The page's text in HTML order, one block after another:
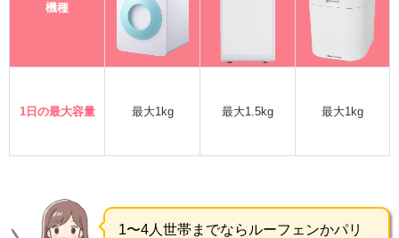
機種
1日の最大容量 最大1kg 最大1.5kg 最大1kg
1〜4人世帯までならルーフェンかパリ